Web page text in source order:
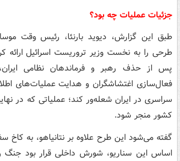
جزئیات عملیات چه بود؟
طبق این گزارش، دیوید بارنئا، رئیس وقت
طرحی را به نخست وزیر تروریست اسرائیل ارائه
پس از حذف رهبر و فرماندهان نظامی
فعال‌سازی اغتشاشگران و هدایت عملیات‌های
سراسری در ایران شعله‌ور کند؛ عملیاتی که در
کشور منجر شود.
گفته می‌شود این طرح علاوه بر نتانیاهو، به کاخ
اساس این سناریو، شورش داخلی قرار بود جنگ